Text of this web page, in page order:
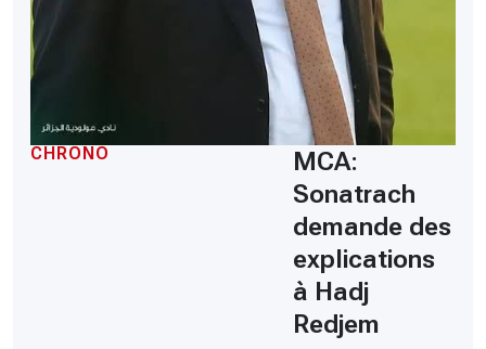
CHRONO
MCA:
Sonatrach
demande des
explications
à Hadj
Redjem